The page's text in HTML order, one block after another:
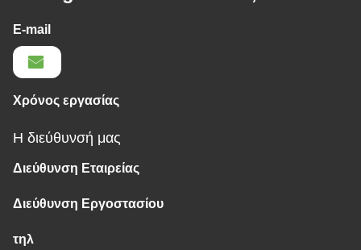
E-mail
Χρόνος εργασίας
Η διεύθυνσή μας
Διεύθυνση Εταιρείας
Διεύθυνση Εργοστασίου
τηλ